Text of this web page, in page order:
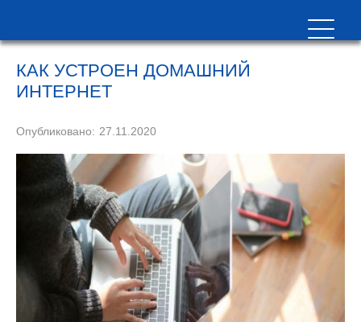
КАК УСТРОЕН ДОМАШНИЙ
ИНТЕРНЕТ
Опубликовано: 27.11.2020